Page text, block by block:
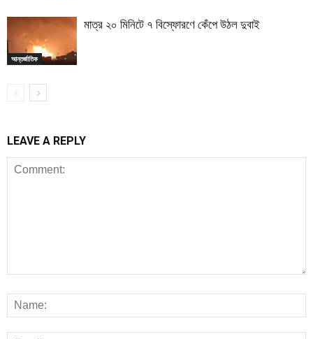
আন্তর্জাতিক
মাত্র ২০ মিনিটে ৭ বিস্ফোরণে কেঁপে উঠল দুবাই
LEAVE A REPLY